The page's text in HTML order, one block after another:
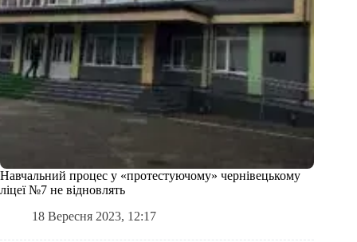
Навчальний процес у «протестуючому» чернівецькому
ліцеї №7 не відновлять
18 Вересня 2023, 12:17